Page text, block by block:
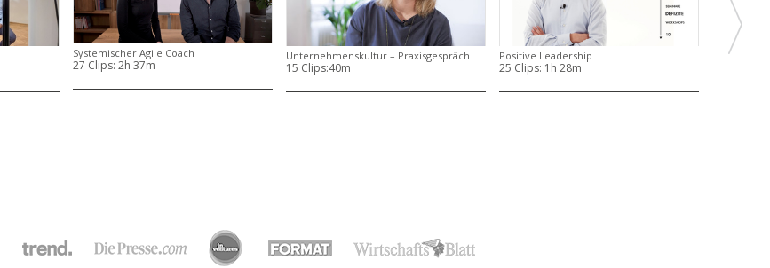
Systemischer Agile Coach
27 Clips: 2h 37m
Unternehmenskultur – Praxisgespräch
15 Clips:40m
Positive Leadership
25 Clips: 1h 28m